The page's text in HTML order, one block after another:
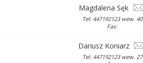
Magdalena Sęk
Tel: 447192123 wew. 40
Fax:
Dariusz Koniarz
Tel: 447192123 wew. 27